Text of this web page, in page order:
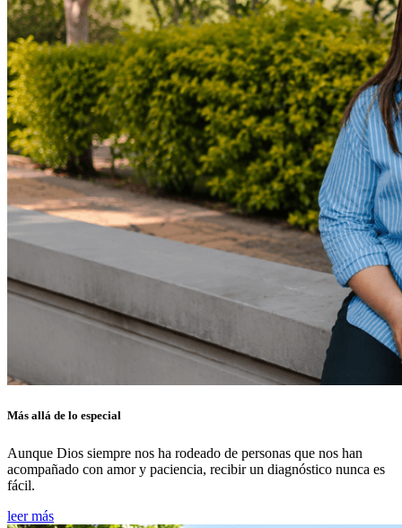
Más allá de lo especial
Aunque Dios siempre nos ha rodeado de personas que nos han
acompañado con amor y paciencia, recibir un diagnóstico nunca es
fácil.
leer más